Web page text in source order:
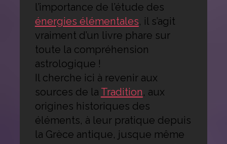
l’importance de l’étude des
énergies élémentales, il s’agit
vraiment d’un livre phare sur
toute la compréhension
astrologique !
Il cherche ici à revenir aux
sources de la Tradition, aux
origines historiques des
éléments, à leur pratique depuis
la Grèce antique, jusque même